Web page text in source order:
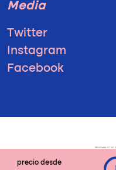
precio desde
Media
Twitter
Instagram
Facebook